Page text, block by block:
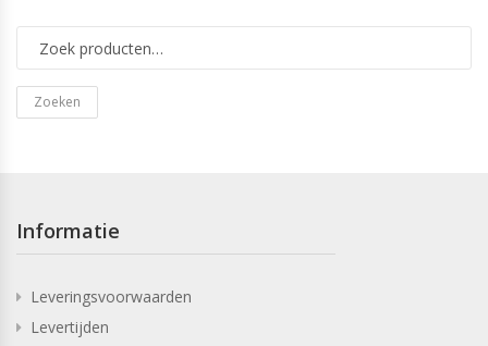
Zoeken
Informatie
Leveringsvoorwaarden
Levertijden